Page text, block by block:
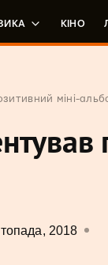
КІНО
міні-
2018